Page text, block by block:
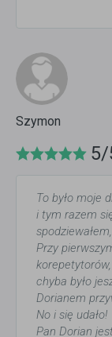
Szymon
5/
To było moje
i tym razem
Przy
chyba było
Dorianem
No i się udało!
Pan Dorian